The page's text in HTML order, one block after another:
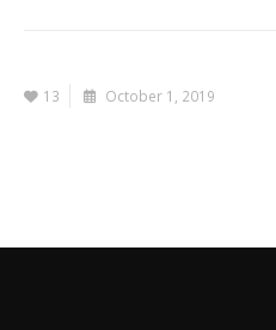
13 October 1, 2019